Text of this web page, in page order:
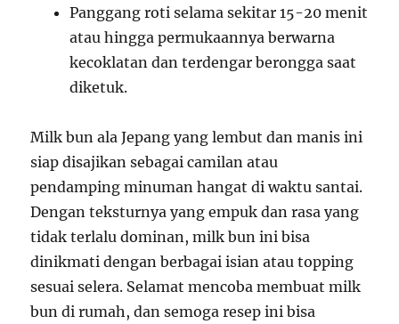
Panggang roti selama sekitar 15-20 menit
atau hingga permukaannya berwarna
kecoklatan dan terdengar berongga saat
diketuk.
Milk bun ala Jepang yang lembut dan manis ini
siap disajikan sebagai camilan atau
pendamping minuman hangat di waktu santai.
Dengan teksturnya yang empuk dan rasa yang
tidak terlalu dominan, milk bun ini bisa
dinikmati dengan berbagai isian atau topping
sesuai selera. Selamat mencoba membuat milk
bun di rumah, dan semoga resep ini bisa